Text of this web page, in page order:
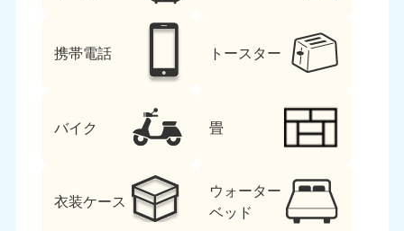
携帯電話 トースター
バイク 畳
衣装ケース
ウォーター
ベッド